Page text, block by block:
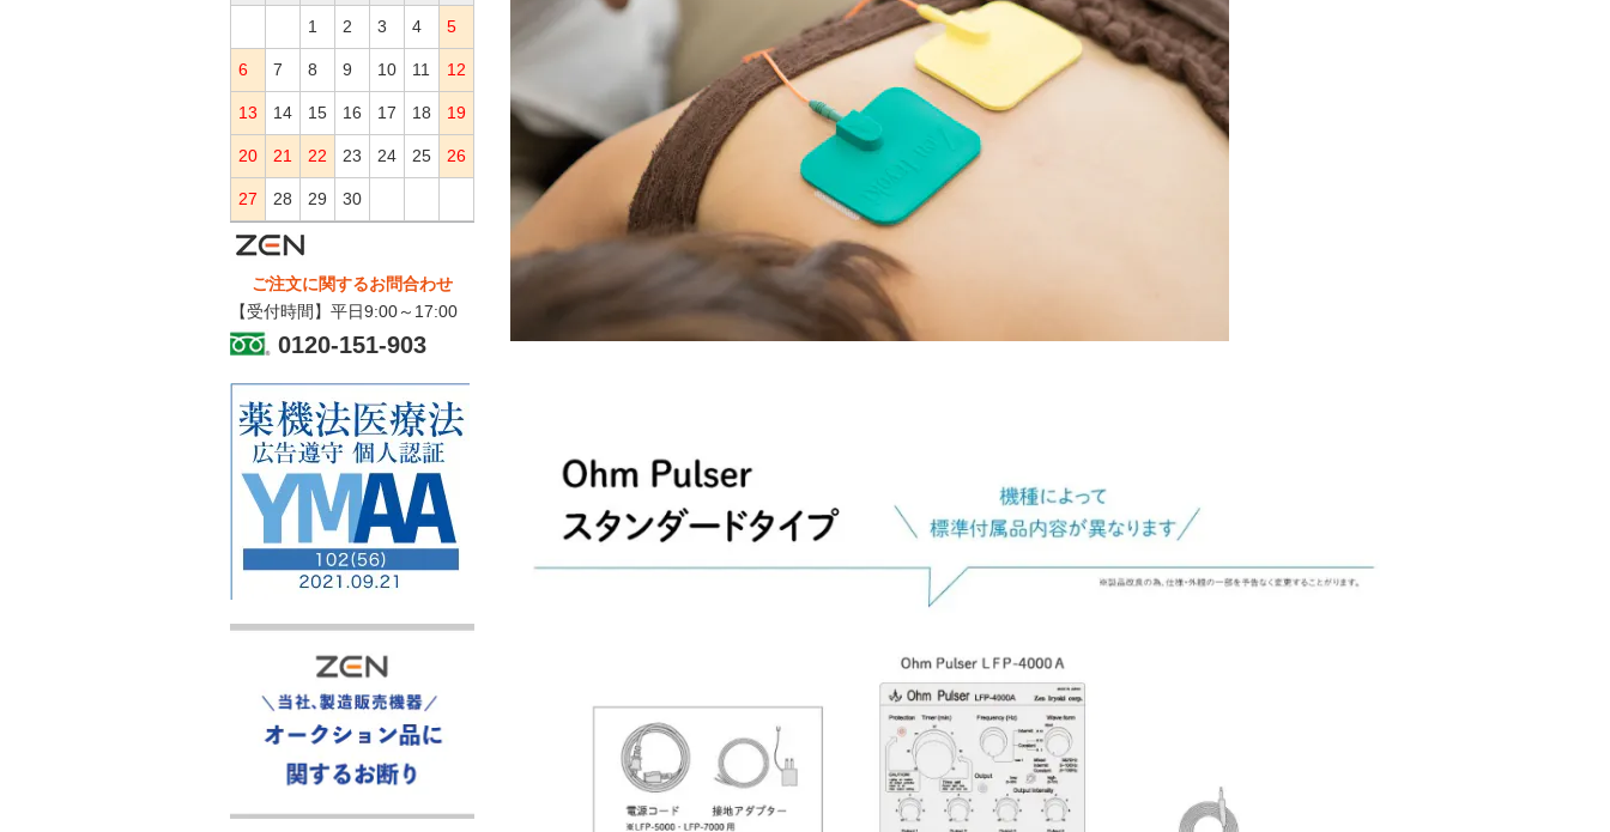
1 2 3 4 5
6 7 8 9 10 11 12
13 14 15 16 17 18 19
20 21 22 23 24 25 26
27 28 29 30
ご注文に関するお問合わせ
【受付時間】平日9:00～17:00
0120-151-903